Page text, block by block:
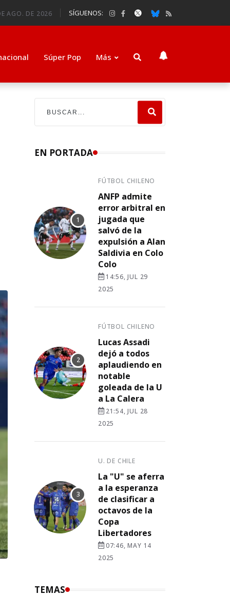
AGO. DE 2026 SÍGUENOS:
Súper Pop Más
EN PORTADA
FÚTBOL CHILENO
ANFP admite
error arbitral en
jugada que
salvó de la
expulsión a Alan
Saldivia en Colo
Colo
14:56, JUL 29
2025
FÚTBOL CHILENO
Lucas Assadi
dejó a todos
aplaudiendo en
notable
goleada de la U
a La Calera
21:54, JUL 28
2025
U. DE CHILE
La "U" se aferra
a la esperanza
de clasificar a
octavos de la
Copa
Libertadores
07:46, MAY 14
2025
TEMAS